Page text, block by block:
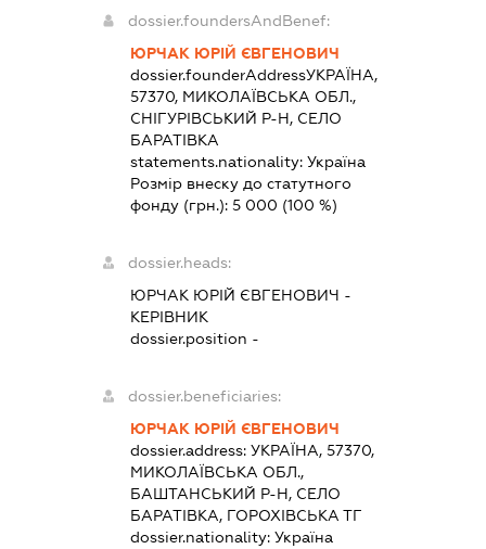
dossier.foundersAndBenef:
ЮРЧАК ЮРІЙ ЄВГЕНОВИЧ
dossier.founderAddressУКРАЇНА,
57370, МИКОЛАЇВСЬКА ОБЛ.,
СНІГУРІВСЬКИЙ Р-Н, СЕЛО
БАРАТІВКА
statements.nationality: Україна
Розмір внеску до статутного
фонду (грн.): 5 000 (100 %)
dossier.heads:
ЮРЧАК ЮРІЙ ЄВГЕНОВИЧ -
КЕРІВНИК
dossier.position -
dossier.beneficiaries:
ЮРЧАК ЮРІЙ ЄВГЕНОВИЧ
dossier.address: УКРАЇНА, 57370,
МИКОЛАЇВСЬКА ОБЛ.,
БАШТАНСЬКИЙ Р-Н, СЕЛО
БАРАТІВКА, ГОРОХІВСЬКА ТГ
dossier.nationality: Україна